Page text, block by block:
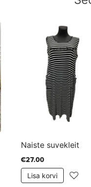
Naiste suvekleit
€27.00
Lisa korvi